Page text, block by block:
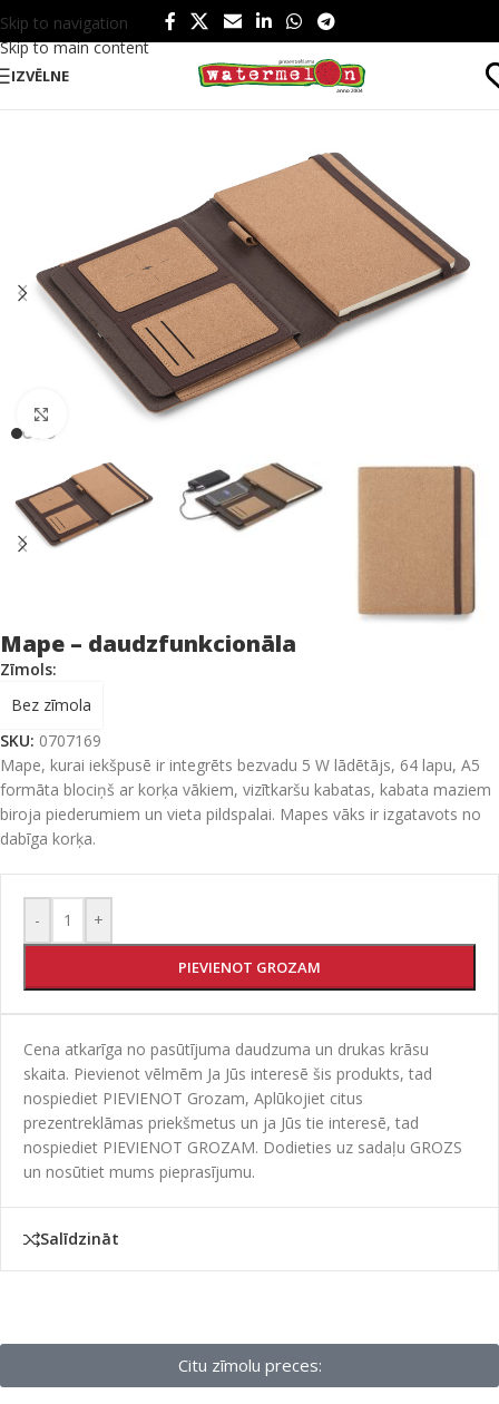
Skip to navigation
Skip to main content
IZVĒLNE
Sākums/ Birojam/ Mapes
Click to enlarge
Mape – daudzfunkcionāla
Zīmols:
Bez zīmola
SKU: 0707169
Mape, kurai iekšpusē ir integrēts bezvadu 5 W lādētājs, 64 lapu, A5
formāta blociņš ar korķa vākiem, vizītkaršu kabatas, kabata maziem
biroja piederumiem un vieta pildspalai. Mapes vāks ir izgatavots no
dabīga korķa.
- +
PIEVIENOT GROZAM
Cena atkarīga no pasūtījuma daudzuma un drukas krāsu
skaita. Pievienot vēlmēm Ja Jūs interesē šis produkts, tad
nospiediet PIEVIENOT Grozam, Aplūkojiet citus
prezentreklāmas priekšmetus un ja Jūs tie interesē, tad
nospiediet PIEVIENOT GROZAM. Dodieties uz sadaļu GROZS
un nosūtiet mums pieprasījumu.
Salīdzināt
Citu zīmolu preces: